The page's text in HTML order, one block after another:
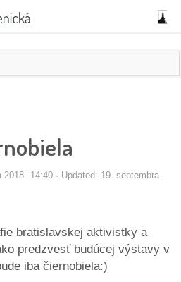
2018 14:40
Updated: 19. septembra
bratislavskej aktivistky a
predzvesť budúcej výstavy v
iba čiernobiela:)